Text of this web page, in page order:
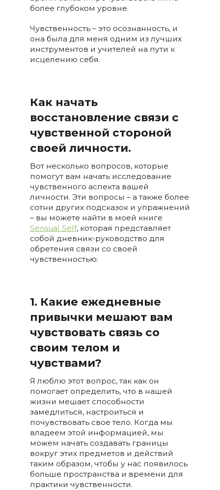
более глубоком уровне.
Чувственность – это осознанность, и
она была для меня одним из лучших
инструментов и учителей на пути к
исцелению себя.
Как начать
восстановление связи с
чувственной стороной
своей личности.
Вот несколько вопросов, которые
помогут вам начать исследование
чувственного аспекта вашей
личности. Эти вопросы – а также более
сотни других подсказок и упражнений
– вы можете найти в моей книге
Sensual Self, которая представляет
собой дневник-руководство для
обретения связи со своей
чувственностью:
1. Какие ежедневные
привычки мешают вам
чувствовать связь со
своим телом и
чувствами?
Я люблю этот вопрос, так как он
помогает определить, что в нашей
жизни мешает способности
замедлиться, настроиться и
почувствовать свое тело. Когда мы
владеем этой информацией, мы
можем начать создавать границы
вокруг этих предметов и действий
таким образом, чтобы у нас появилось
больше пространства и времени для
практики чувственности.